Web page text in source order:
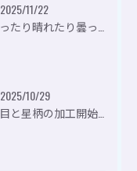
2025/11/22
2025/10/29